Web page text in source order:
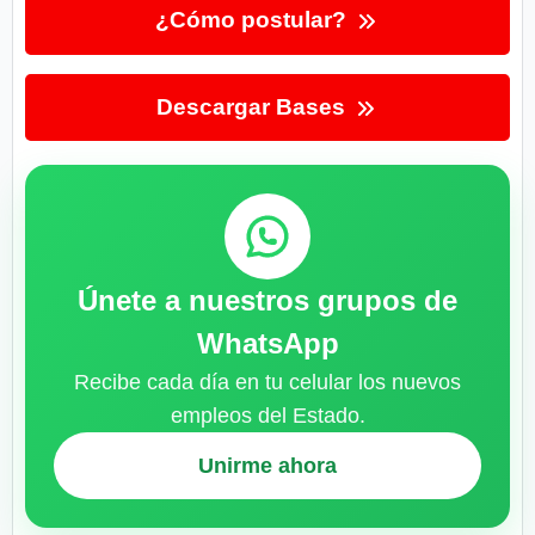
¿Cómo postular?
Descargar Bases
Únete a nuestros grupos de
WhatsApp
Recibe cada día en tu celular los nuevos
empleos del Estado.
Unirme ahora